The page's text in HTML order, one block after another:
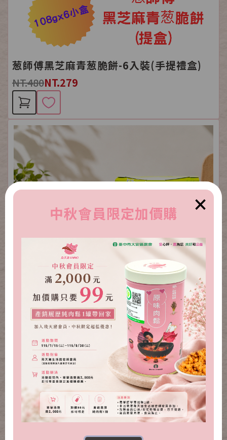
葱師傅黑芝麻青葱脆餅-6入裝(手提禮盒)
NT.480NT.279
青葱脆餅+黑芝麻脆餅組
NT.860NT.519
×
中秋會員限定加價購